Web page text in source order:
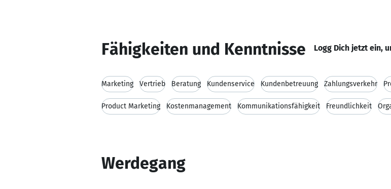
Fähigkeiten und Kenntnisse Logg Dich jetzt ein,
Marketing Vertrieb Beratung Kundenservice Kundenbetreuung Zahlungsverkehr
Product Marketing Kostenmanagement Kommunikationsfähigkeit Freundlichkeit
Werdegang